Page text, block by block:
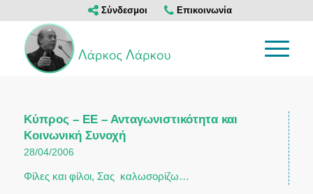
Σύνδεσμοι Επικοινωνία
Κύπρος – ΕΕ – Ανταγωνιστικότητα και
Κοινωνική Συνοχή
28/04/2006
Φίλες και φίλοι, Σας καλωσορίζω…